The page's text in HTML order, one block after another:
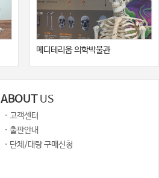
메디테리움 의학박물관
ABOUT US
· 고객센터
· 출판안내
· 단체/대량 구매신청